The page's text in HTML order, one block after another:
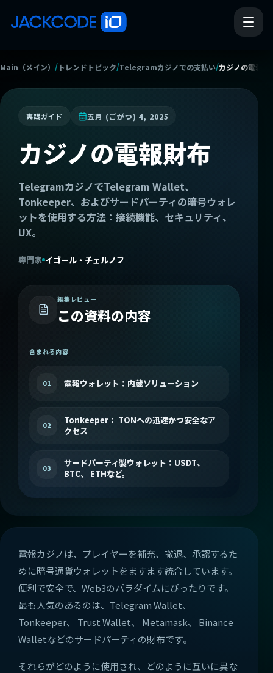
Main（メイン） /トレンドトピック/Telegramカジノでの支払い/カジノの電報財
実践ガイド 五月 (ごがつ) 4, 2025
カジノの電報財布
TelegramカジノでTelegram Wallet、
Tonkeeper、およびサードパーティの暗号ウォレ
ットを使用する方法：接続機能、セキュリティ、
UX。
専門家 イゴール・チェルノフ
編集レビュー
この資料の内容
含まれる内容
01 電報ウォレット：内蔵ソリューション
02
Tonkeeper： TONへの迅速かつ安全なア
クセス
03
サードパーティ製ウォレット：USDT、
BTC、 ETHなど。
電報カジノは、プレイヤーを補充、撤退、承認するた
めに暗号通貨ウォレットをますます統合しています。
便利で安全で、Web3のパラダイムにぴったりです。
最も人気のあるのは、Telegram Wallet、
Tonkeeper、 Trust Wallet、 Metamask、 Binance
Walletなどのサードパーティの財布です。
それらがどのように使用され、どのように互いに異な